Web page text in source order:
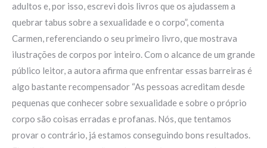
adultos e, por isso, escrevi dois livros que os ajudassem a
quebrar tabus sobre a sexualidade e o corpo”, comenta
Carmen, referenciando o seu primeiro livro, que mostrava
ilustrações de corpos por inteiro. Com o alcance de um grande
público leitor, a autora afirma que enfrentar essas barreiras é
algo bastante recompensador “As pessoas acreditam desde
pequenas que conhecer sobre sexualidade e sobre o próprio
corpo são coisas erradas e profanas. Nós, que tentamos
provar o contrário, já estamos conseguindo bons resultados.